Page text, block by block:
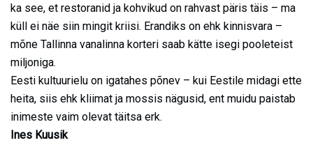
ka see, et restoranid ja kohvikud on rahvast päris täis – ma
küll ei näe siin mingit kriisi. Erandiks on ehk kinnisvara –
mõne Tallinna vanalinna korteri saab kätte isegi pooleteist
miljoniga.
Eesti kultuurielu on igatahes põnev – kui Eestile midagi ette
heita, siis ehk kliimat ja mossis nägusid, ent muidu paistab
inimeste vaim olevat täitsa erk.
Ines Kuusik